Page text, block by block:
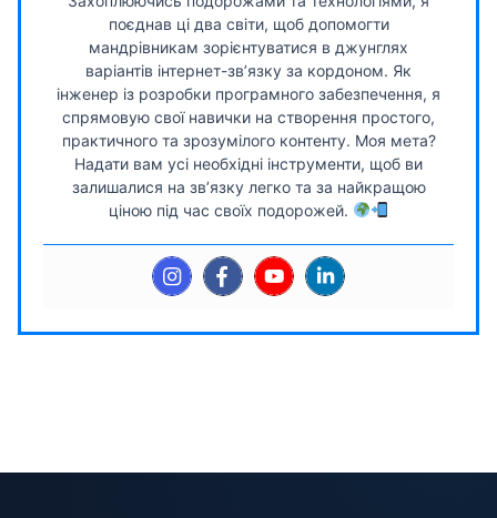
поєднав ці два світи, щоб допомогти
мандрівникам зорієнтуватися в джунглях
варіантів інтернет-зв’язку за кордоном. Як
інженер із розробки програмного забезпечення, я
спрямовую свої навички на створення простого,
практичного та зрозумілого контенту. Моя мета?
Надати вам усі необхідні інструменти, щоб ви
залишалися на зв’язку легко та за найкращою
ціною під час своїх подорожей.